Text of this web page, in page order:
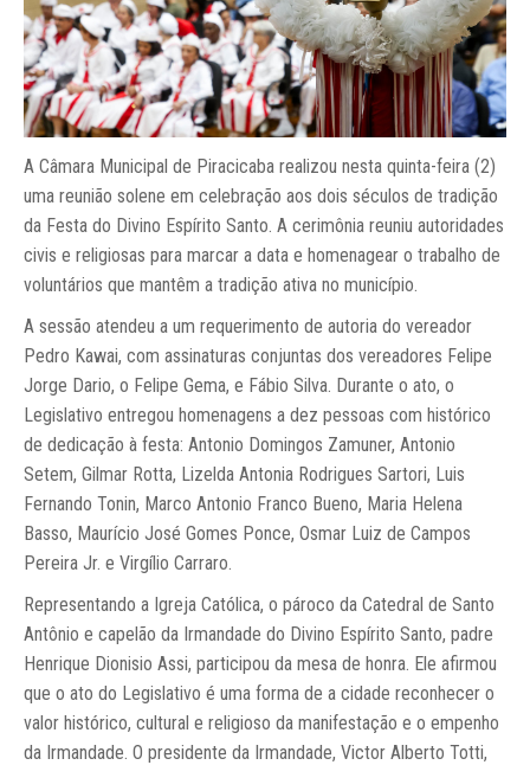
A Câmara Municipal de Piracicaba realizou nesta quinta-feira (2)
uma reunião solene em celebração aos dois séculos de tradição
da Festa do Divino Espírito Santo. A cerimônia reuniu autoridades
civis e religiosas para marcar a data e homenagear o trabalho de
voluntários que mantêm a tradição ativa no município.
A sessão atendeu a um requerimento de autoria do vereador
Pedro Kawai, com assinaturas conjuntas dos vereadores Felipe
Jorge Dario, o Felipe Gema, e Fábio Silva. Durante o ato, o
Legislativo entregou homenagens a dez pessoas com histórico
de dedicação à festa: Antonio Domingos Zamuner, Antonio
Setem, Gilmar Rotta, Lizelda Antonia Rodrigues Sartori, Luis
Fernando Tonin, Marco Antonio Franco Bueno, Maria Helena
Basso, Maurício José Gomes Ponce, Osmar Luiz de Campos
Pereira Jr. e Virgílio Carraro.
Representando a Igreja Católica, o pároco da Catedral de Santo
Antônio e capelão da Irmandade do Divino Espírito Santo, padre
Henrique Dionisio Assi, participou da mesa de honra. Ele afirmou
que o ato do Legislativo é uma forma de a cidade reconhecer o
valor histórico, cultural e religioso da manifestação e o empenho
da Irmandade. O presidente da Irmandade, Victor Alberto Totti,